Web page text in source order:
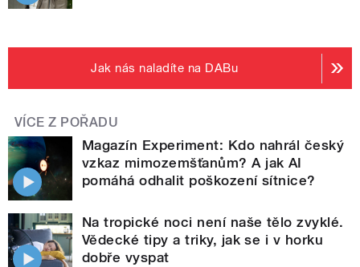
Jak nás naladíte na DABu
VÍCE Z POŘADU
Magazín Experiment: Kdo nahrál český
vzkaz mimozemšťanům? A jak AI
pomáhá odhalit poškození sítnice?
Na tropické noci není naše tělo zvyklé.
Vědecké tipy a triky, jak se i v horku
dobře vyspat